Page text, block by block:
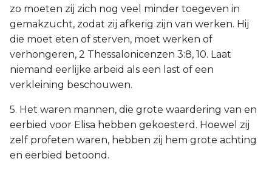
zo moeten zij zich nog veel minder toegeven in
gemakzucht, zodat zij afkerig zijn van werken. Hij
die moet eten of sterven, moet werken of
verhongeren, 2 Thessalonicenzen 3:8, 10. Laat
niemand eerlijke arbeid als een last of een
verkleining beschouwen.
5. Het waren mannen, die grote waardering van en
eerbied voor Elisa hebben gekoesterd. Hoewel zij
zelf profeten waren, hebben zij hem grote achting
en eerbied betoond.